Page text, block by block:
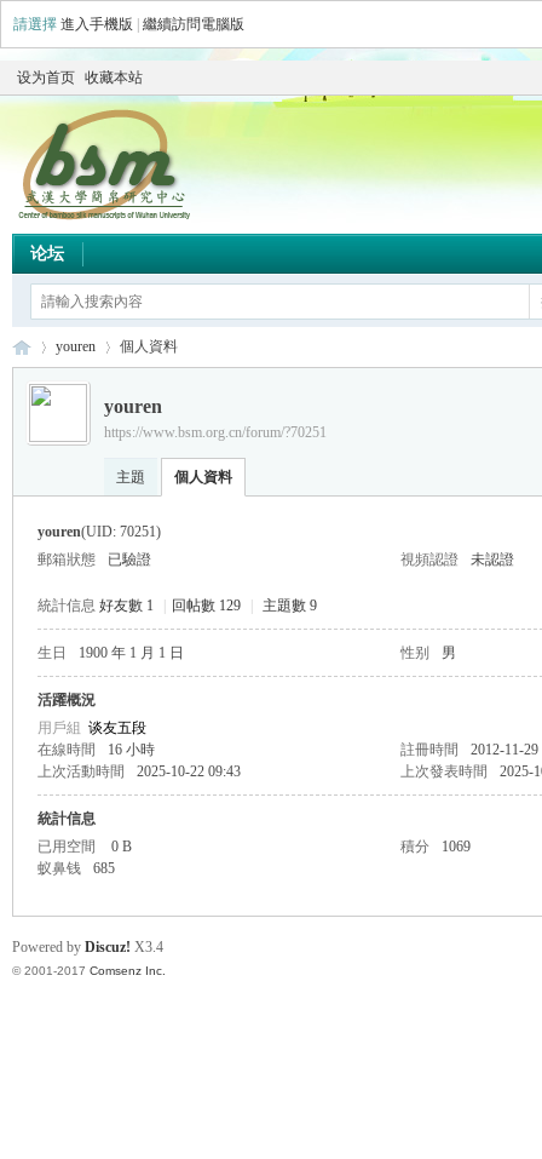
請選擇 進入手機版 繼續訪問電腦版
设为首页 收藏本站
论坛
›
youren 個人資料
youren
https://www.bsm.org.cn/forum/?70251
主題 個人資料
youren(UID: 70251)
郵箱狀態
已驗證 視頻認證 未認證
統計信息 好友數 1 回帖數 129 主題數 9
生日 1900 年 1 月 1 日 性别 男
活躍概況
用戶組 谈友五段
在線時間
16 小時 註冊時間
2012-11-29
上次活動時間
2025-10-22 09:43 上次發表時間 2025-
統計信息
已用空間
0 B 積分
1069
蚁鼻钱
685
Powered by Discuz! X3.4
© 2001-2017 Comsenz Inc.